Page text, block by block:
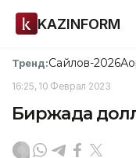
KAZINFORM
Тренд:Сайлов-2026
16:25, 10 Феврал 2023
Биржада